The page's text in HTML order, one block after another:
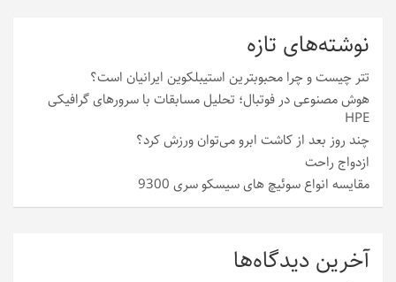
نوشته‌های تازه
تتر چیست و چرا محبوبترین استیبلکوین ایرانیان است؟
هوش مصنوعی در فوتبال؛ تحلیل مسابقات با سرورهای گرافیکی
HPE
چند روز بعد از کاشت ابرو می‌توان ورزش کرد؟
ازدواج راحت
مقایسه انواع سوئیچ های سیسکو سری 9300
آخرین دیدگاه‌ها